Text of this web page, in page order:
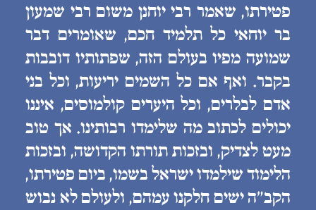
פטירתו, שאמר רבי יוחנן משום רבי שמעון
בר יוחאי כל תלמיד חכם, שאומרים דבר
שמועה מפיו בעולם הזה, שפתותיו דובבות
בקבר. ואף אם כל השמים יריעות, וכל בני
אדם לבלרים, וכל היערים קולמוסים, איננו
יכולים לכתוב מה שלימדו רבותינו. אך טוב
מעט לצדיק, ובזכות תורתו הקדושה, ובזכות
הלימוד שילמדו ישראל בשמו, ביום פטירתו,
הקב״ה ישים חלקנו עמהם, ולעולם לא נבוש